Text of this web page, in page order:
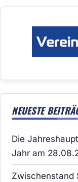
NEUESTE
Die
Jahr am
Zwischenstand